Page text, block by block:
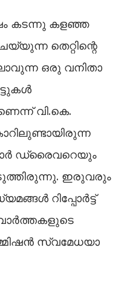
കടന്നു കളഞ്ഞ
തെറ്റിന്റെ
ഒരു വനിതാ
വി.കെ.
ഡ്രൈവറെയും
ഇരുവരും
റിപ്പോർട്ട്
സ്വമേധയാ